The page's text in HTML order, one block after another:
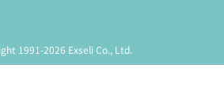
1991-2026 Exseli Co., Ltd.